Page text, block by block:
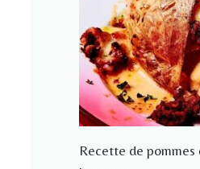
Recette de pommes